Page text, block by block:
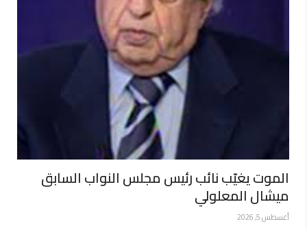
الموت يغيّب نائب رئيس مجلس النواب السابق
ميشال المعلولي
أغسطس 5, 2026